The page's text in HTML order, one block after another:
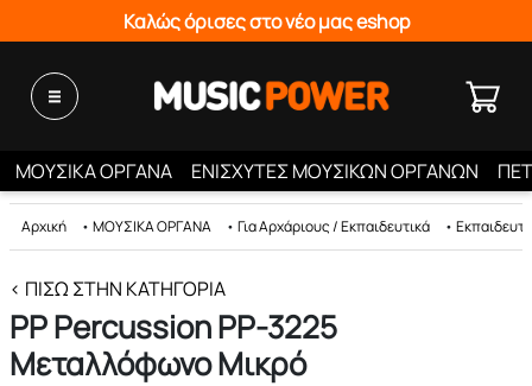
Καλώς όρισες στο νέο μας eshop
ΜΟΥΣΙΚΑ ΟΡΓΑΝΑ ΕΝΙΣΧΥΤΕΣ ΜΟΥΣΙΚΩΝ ΟΡΓΑΝΩΝ
Αρχική • ΜΟΥΣΙΚΑ ΟΡΓΑΝΑ • Για Αρχάριους / Εκπαιδευτικά •
< ΠΊΣΩ ΣΤΗΝ ΚΑΤΗΓΟΡΊΑ
PP Percussion PP-3225
Μεταλλόφωνο Μικρό